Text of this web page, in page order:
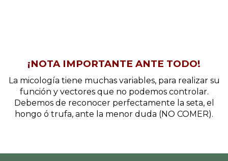
¡NOTA IMPORTANTE ANTE TODO!
La micología tiene muchas variables, para realizar su
función y vectores que no podemos controlar.
Debemos de reconocer perfectamente la seta, el
hongo ó trufa, ante la menor duda (NO COMER).